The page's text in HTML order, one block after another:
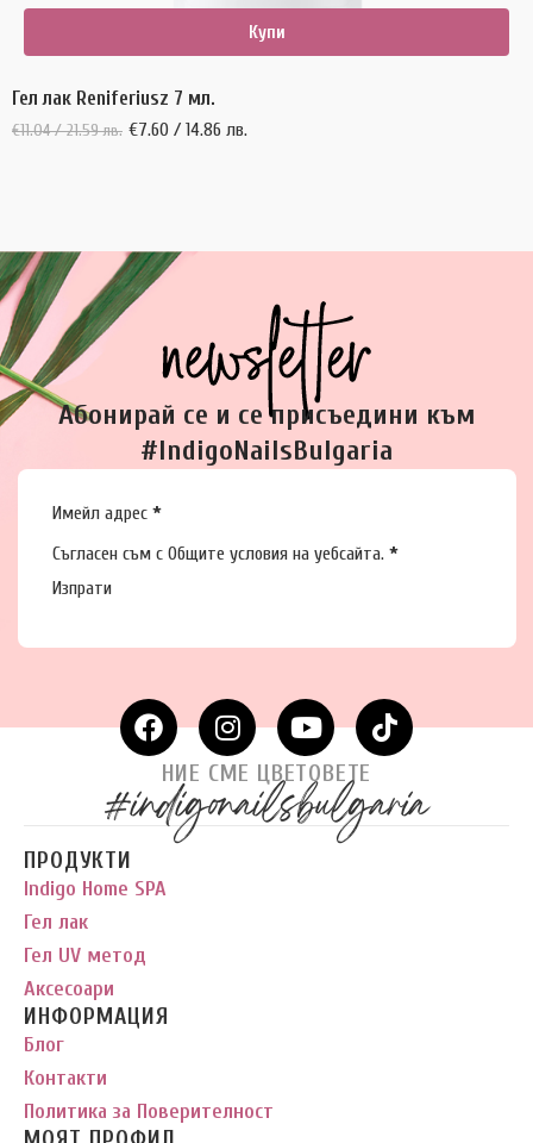
Купи
Гел лак Reniferiusz 7 мл.
€11.04/ 21.59 лв. €7.60 / 14.86 лв.
Абонирай се и се присъедини към
#IndigoNailsBulgaria
Section
Имейл адрес *
Съгласен съм с Общите условияна уебсайта. *
Изпрати
НИЕ СМЕ ЦВЕТОВЕТЕ
#indigonailsbulgaria
ПРОДУКТИ
Indigo Home SPA
Гел лак
Гел UV метод
Аксесоари
ИНФОРМАЦИЯ
Блог
Контакти
Политика за Поверителност